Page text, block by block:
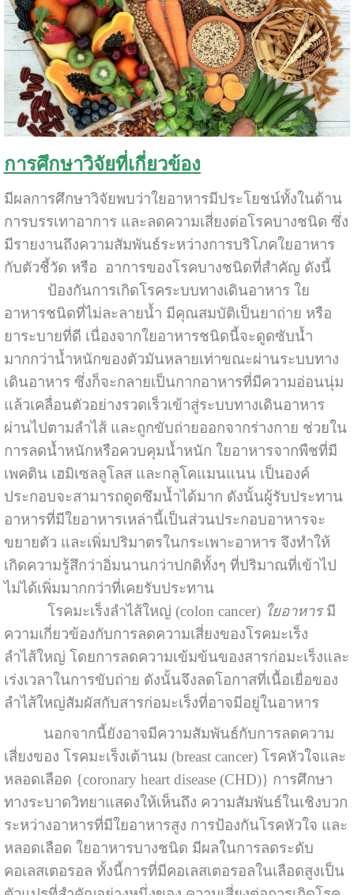
การศึกษาวิจัยที่เกี่ยวข้อง
มีผลการศึกษาวิจัยพบว่าใยอาหารมีประโยชน์ทั้งในด้าน
การบรรเทาอาการ และลดความเสี่ยงต่อโรคบางชนิด ซึ่ง
มีรายงานถึงความสัมพันธ์ระหว่างการบริโภคใยอาหาร
กับตัวชี้วัด หรือ อาการของโรคบางชนิดที่สำคัญ ดังนี้
ป้องกันการเกิดโรคระบบทางเดินอาหาร ใย
อาหารชนิดที่ไม่ละลายน้ำ มีคุณสมบัติเป็นยาถ่าย หรือ
ยาระบายที่ดี เนื่องจากใยอาหารชนิดนี้จะดูดซับน้ำ
มากกว่าน้ำหนักของตัวมันหลายเท่าขณะผ่านระบบทาง
เดินอาหาร ซึ่งก็จะกลายเป็นกากอาหารที่มีความอ่อนนุ่ม
แล้วเคลื่อนตัวอย่างรวดเร็วเข้าสู่ระบบทางเดินอาหาร
ผ่านไปตามลำไส้ และถูกขับถ่ายออกจากร่างกาย ช่วยใน
การลดน้ำหนักหรือควบคุมน้ำหนัก ใยอาหารจากพืชที่มี
เพคติน เฮมิเซลลูโลส และกลูโคแมนแนน เป็นองค์
ประกอบจะสามารถดูดซึมน้ำได้มาก ดังนั้นผู้รับประทาน
อาหารที่มีใยอาหารเหล่านี้เป็นส่วนประกอบอาหารจะ
ขยายตัว และเพิ่มปริมาตรในกระเพาะอาหาร จึงทำให้
เกิดความรู้สึกว่าอิ่มนานกว่าปกติทั้งๆ ที่ปริมาณที่เข้าไป
ไม่ได้เพิ่มมากกว่าที่เคยรับประทาน
โรคมะเร็งลำไส้ใหญ่ (colon cancer) ใยอาหารมี
ความเกี่ยวข้องกับการลดความเสี่ยงของโรคมะเร็ง
ลำไส้ใหญ่ โดยการลดความเข้มข้นของสารก่อมะเร็งและ
เร่งเวลาในการขับถ่าย ดังนั้นจึงลดโอกาสที่เนื้อเยื่อของ
ลำไส้ใหญ่สัมผัสกับสารก่อมะเร็งที่อาจมีอยู่ในอาหาร
นอกจากนี้ยังอาจมีความสัมพันธ์กับการลดความ
เสี่ยงของ โรคมะเร็งเต้านม (breast cancer) โรคหัวใจและ
หลอดเลือด {coronary heart disease (CHD)} การศึกษา
ทางระบาดวิทยาแสดงให้เห็นถึง ความสัมพันธ์ในเชิงบวก
ระหว่างอาหารที่มีใยอาหารสูง การป้องกันโรคหัวใจ และ
หลอดเลือด ใยอาหารบางชนิด มีผลในการลดระดับ
คอเลสเตอรอล ทั้งนี้การที่มีคอเลสเตอรอลในเลือดสูงเป็น